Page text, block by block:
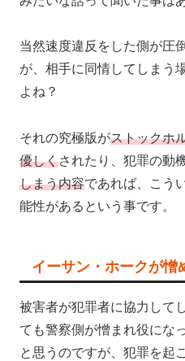
当然速度違反をした側が圧
が、相手に同情してしまう
よね？
それの究極版がストックホ
優しくされたり、犯罪の動
しまう内容であれば、こう
能性があるという事です。
イーサン・ホークが憎
被害者が犯罪者に協力して
ても警察側が憎まれ役にな
と思うのですが、犯罪を起